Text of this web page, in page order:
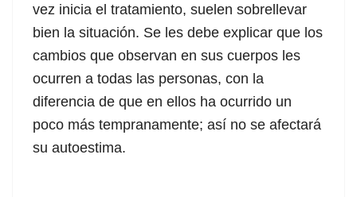
vez inicia el tratamiento, suelen sobrellevar
bien la situación. Se les debe explicar que los
cambios que observan en sus cuerpos les
ocurren a todas las personas, con la
diferencia de que en ellos ha ocurrido un
poco más tempranamente; así no se afectará
su autoestima.